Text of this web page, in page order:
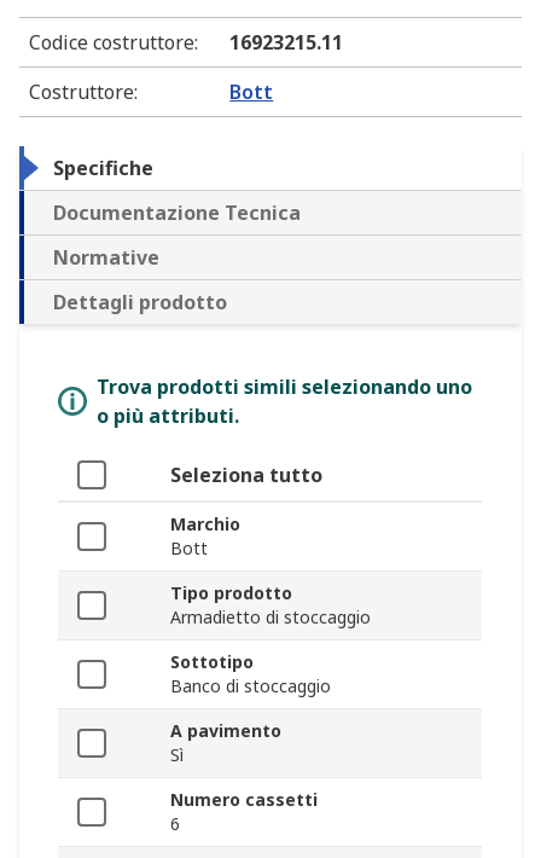
Codice costruttore:
16923215.11
Costruttore: Bott
Specifiche
Documentazione Tecnica
Normative
Dettagli prodotto
Trova prodotti simili selezionando uno
o più attributi.
Seleziona tutto
Marchio
Bott
Tipo prodotto
Armadietto di stoccaggio
Sottotipo
Banco di stoccaggio
A pavimento
Sì
Numero cassetti
6